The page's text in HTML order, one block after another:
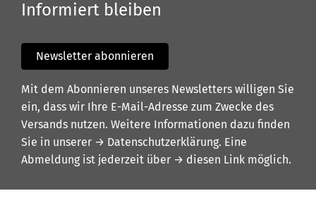
Informiert bleiben
Newsletter abonnieren
Mit dem Abonnieren unseres Newsletters willigen Sie
ein, dass wir Ihre E-Mail-Adresse zum Zwecke des
Versands nutzen. Weitere Informationen dazu finden
Sie in unserer → Datenschutzerklärung. Eine
Abmeldung ist jederzeit über → diesen Link möglich.